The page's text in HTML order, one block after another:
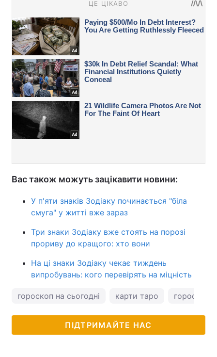
Вас також можуть зацікавити новини:
У п'яти знаків Зодіаку починається "біла
смуга" у житті вже зараз
Три знаки Зодіаку вже стоять на порозі
прориву до кращого: хто вони
На ці знаки Зодіаку чекає тиждень
випробувань: кого перевірять на міцність
гороскоп на сьогодні карти таро гороскоп
ПІДТРИМАЙТЕ НАС